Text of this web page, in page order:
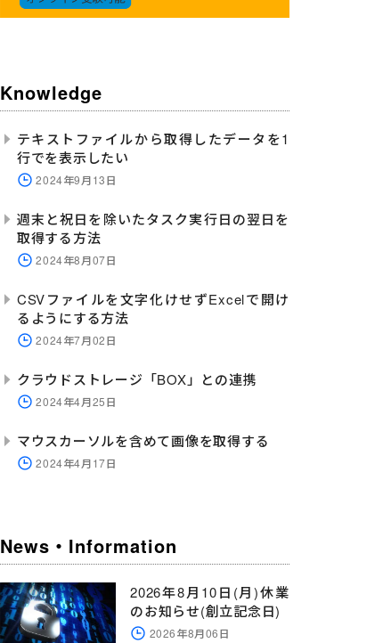
Knowledge
テキストファイルから取得したデータを1
行でを表示したい
2024年9月13日
週末と祝日を除いたタスク実行日の翌日を
取得する方法
2024年8月07日
CSVファイルを文字化けせずExcelで開け
るようにする方法
2024年7月02日
クラウドストレージ「BOX」との連携
2024年4月25日
マウスカーソルを含めて画像を取得する
2024年4月17日
News・Information
2026年8月10日(月)休業
のお知らせ(創立記念日)
2026年8月06日